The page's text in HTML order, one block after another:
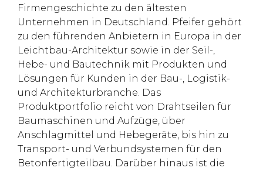
Firmengeschichte zu den ältesten
Unternehmen in Deutschland. Pfeifer gehört
zu den führenden Anbietern in Europa in der
Leichtbau-Architektur sowie in der Seil-,
Hebe- und Bautechnik mit Produkten und
Lösungen für Kunden in der Bau-, Logistik-
und Architekturbranche. Das
Produktportfolio reicht von Drahtseilen für
Baumaschinen und Aufzüge, über
Anschlagmittel und Hebegeräte, bis hin zu
Transport- und Verbundsystemen für den
Betonfertigteilbau. Darüber hinaus ist die